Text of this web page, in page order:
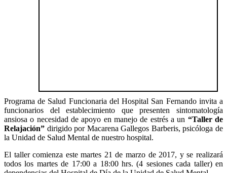
Programa de Salud Funcionaria del Hospital San Fernando invita a
funcionarios del establecimiento que presenten sintomatología
ansiosa o necesidad de apoyo en manejo de estrés a un “Taller de
Relajación” dirigido por Macarena Gallegos Barberis, psicóloga de
la Unidad de Salud Mental de nuestro hospital.
El taller comienza este martes 21 de marzo de 2017, y se realizará
todos los martes de 17:00 a 18:00 hrs. (4 sesiones cada taller) en